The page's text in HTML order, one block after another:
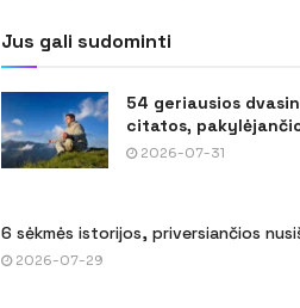
Jus gali sudominti
54 geriausios
citatos,
2026-07-31
6 sėkmės istorijos, priversiančios
2026-07-29